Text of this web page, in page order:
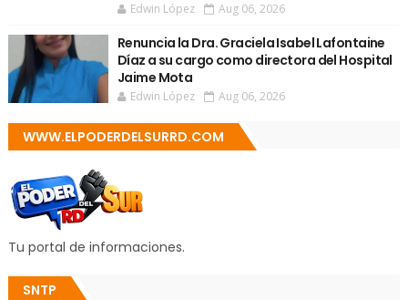
Edwin López Aug 06, 2026
Renuncia la Dra. Graciela Isabel Lafontaine
Díaz a su cargo como directora del Hospital
Jaime Mota
Edwin López Aug 06, 2026
WWW.ELPODERDELSURRD.COM
Tu portal de informaciones.
SNTP